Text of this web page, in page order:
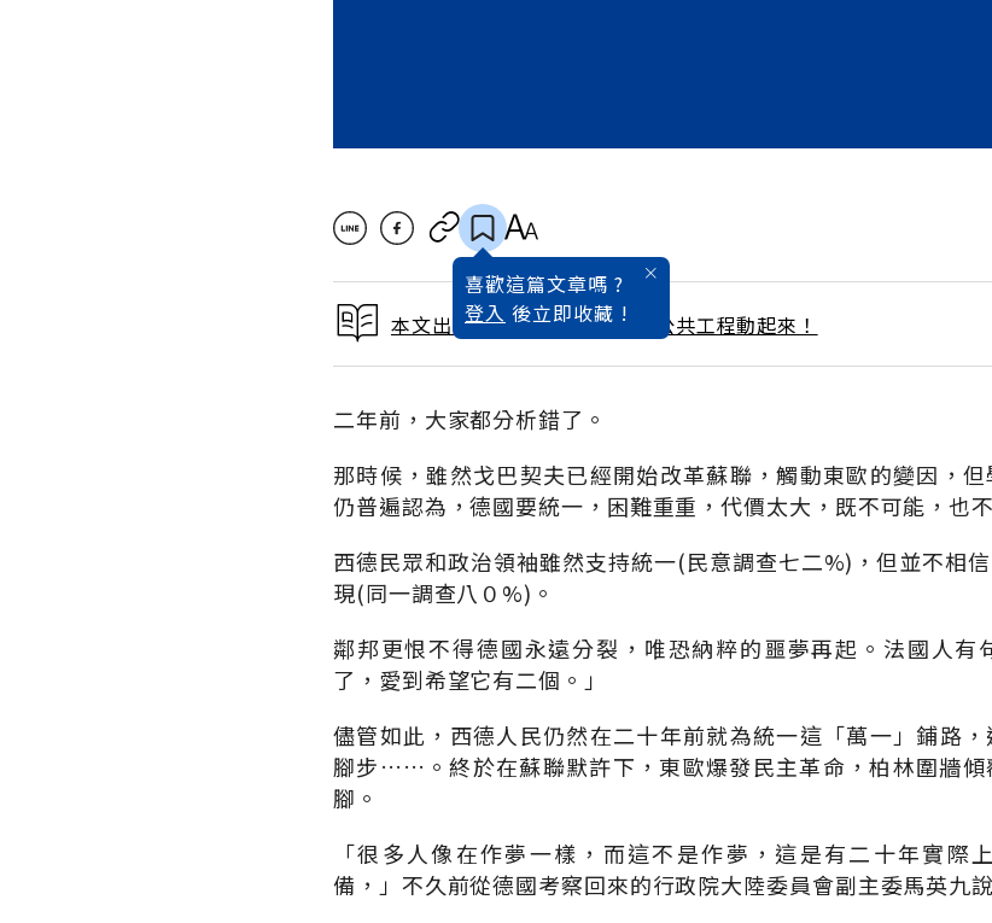
喜歡這篇文章嗎 ?
登入 後立即收藏 !
本文出自 1990 / 12月號雜誌 公共工程動起來！
二年前，大家都分析錯了。
那時候，雖然戈巴契夫已經開始改革蘇聯，觸動東歐的變因，
仍普遍認為，德國要統一，困難重重，代價太大，既不可能，也
西德民眾和政治領袖雖然支持統一(民意調查七二%)，但並不相
現(同一調查八０%)。
鄰邦更恨不得德國永遠分裂，唯恐納粹的噩夢再起。法國人有
了，愛到希望它有二個。」
儘管如此，西德人民仍然在二十年前就為統一這「萬一」鋪路
腳步……。終於在蘇聯默許下，東歐爆發民主革命，柏林圍牆傾
腳。
「很多人像在作夢一樣，而這不是作夢，這是有二十年實際
備，」不久前從德國考察回來的行政院大陸委員會副主委馬英九說